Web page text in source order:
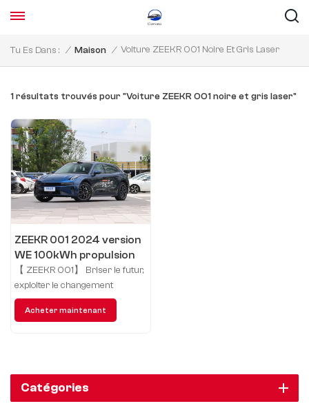
Tu Es Dans : / Maison / Voiture ZEEKR 001 Noire Et Gris Laser
1 résultats trouvés pour "Voiture ZEEKR 001 noire et gris laser"
ZEEKR 001 2024 version
WE 100kWh propulsion
arrière
【 ZEEKR 001】 Briser le futur,
exploiter le changement
Acheter maintenant
Catégories